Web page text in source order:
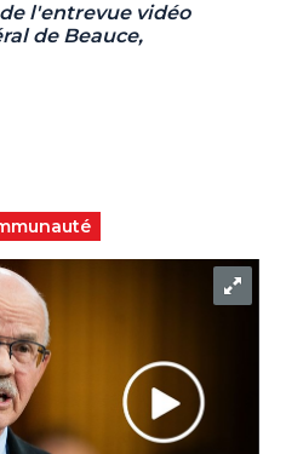
l'entrevue vidéo
de Beauce,